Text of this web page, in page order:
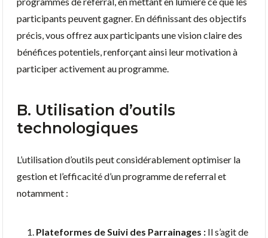
participants peuvent gagner. En définissant des objectifs
précis, vous offrez aux participants une vision claire des
bénéfices potentiels, renforçant ainsi leur motivation à
participer activement au programme.
B. Utilisation d’outils
technologiques
L’utilisation d’outils peut considérablement optimiser la
gestion et l’efficacité d’un programme de referral et
notamment :
Plateformes de Suivi des Parrainages : Il s’agit de